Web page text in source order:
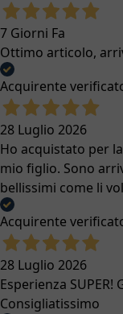
7 Giorni Fa
Ottimo articolo,
Acquirente
28 Luglio 2026
Ho acquistato per
mio figlio. Sono
bellissimi come li
Acquirente
28 Luglio 2026
Esperienza
Consigliatissimo